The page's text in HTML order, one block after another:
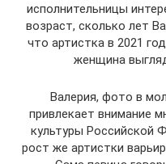
исполнительницы
возраст, сколько лет
что артистка в 2021
женщина
Валерия, фото в
привлекает внимание
культуры Российской
рост же артистки